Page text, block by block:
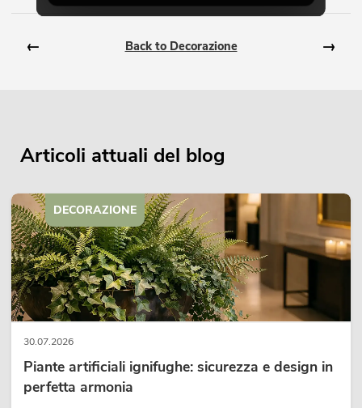
← Back to Decorazione →
Articoli attuali del blog
30.07.2026
Piante artificiali ignifughe: sicurezza e design in
perfetta armonia
DECORAZIONE